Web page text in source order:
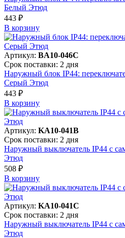
Белый Этюд
443 ₽
В корзинy
Артикул: BA10-046C
Срок поставки: 2 дня
Наружный блок IP44:
Серый Этюд
443 ₽
В корзинy
Артикул: KA10-041B
Срок поставки: 2 дня
Наружный выключатель IP44 с
Этюд
508 ₽
В корзинy
Артикул: KA10-041C
Срок поставки: 2 дня
Наружный выключатель IP44 с
Этюд